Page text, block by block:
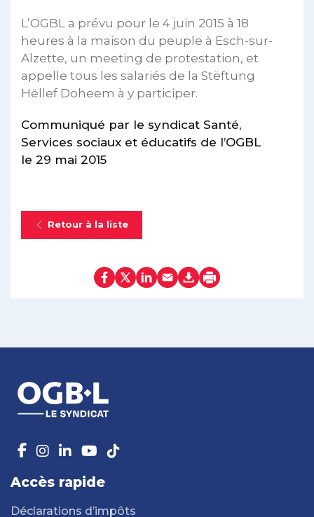
L’OGBL a prévu pour le 4 juin 2015 à 18
heures à la maison du peuple à Esch-sur-
Alzette, un meeting de protestation, et
appelle tous les salariés de la Stëftung
Hëllef Doheem à y participer.
Communiqué par le syndicat Santé,
Services sociaux et éducatifs de l’OGBL
le 29 mai 2015
Retour à la liste
Accès rapide
Déclarations d’impôts